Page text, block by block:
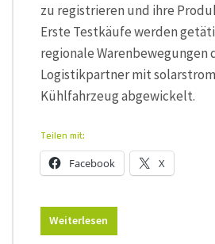
zu registrieren und ihre
Erste Testkäufe werden
regionale Warenbewegungen
Logistikpartner mit
Kühlfahrzeug abgewickelt.
Teilen mit:
Facebook X
Weiterlesen